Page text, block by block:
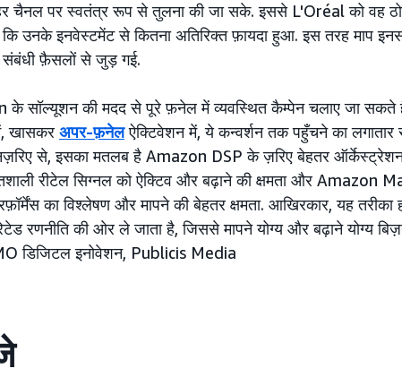
चैनल पर स्वतंत्र रूप से तुलना की जा सके. इससे L'Oréal को वह
उनके इनवेस्टमेंट से कितना अतिरिक्त फ़ायदा हुआ. इस तरह माप
संबंधी फ़ैसलों से जुड़ गई.
के सॉल्यूशन की मदद से पूरे फ़नेल में व्यवस्थित कैम्पेन चलाए जा सकते
खासकर अपर-फ़नेलऐक्टिवेशन में, ये कन्वर्शन तक पहुँचने का लगातार
से, इसका मतलब है Amazon DSP के ज़रिए बेहतर
रीटेल सिग्नल को ऐक्टिव और बढ़ाने की क्षमता और Amazon
का विश्लेषण और मापने की बेहतर क्षमता. आखिरकार, यह
रणनीति की ओर ले जाता है, जिससे मापने योग्य और बढ़ाने योग्य
डिजिटल इनोवेशन, Publicis Media